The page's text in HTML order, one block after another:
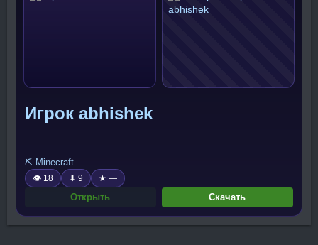
Игрок abhishek
⛏️ Minecraft
👁 18 ⬇ 9 ★ —
Открыть Скачать